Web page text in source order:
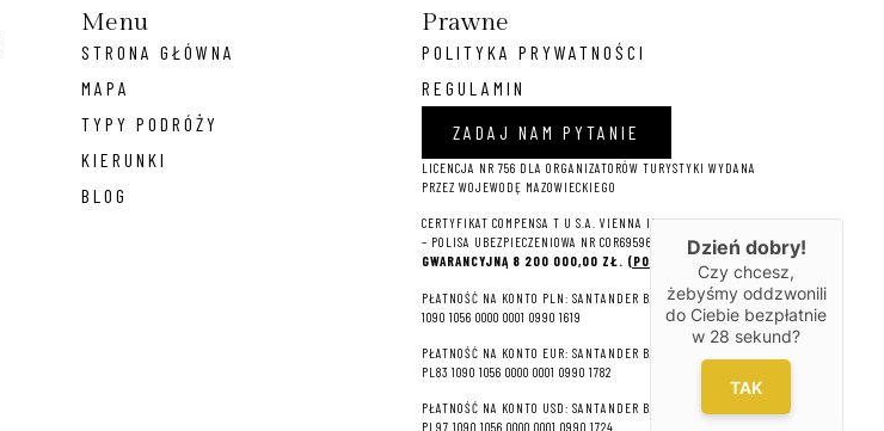
Menu
STRONA GŁÓWNA
MAPA
TYPY PODRÓŻY
KIERUNKI
BLOG
Prawne
POLITYKA PRYWATNOŚCI
REGULAMIN
ZADAJ NAM PYTANIE
LICENCJA NR 756 DLA ORGANIZATORÓW TURYSTYKI WYDANA
PRZEZ WOJEWODĘ MAZOWIECKIEGO
CERTYFIKAT COMPENSA T U S.A. VIENNA INSURANCE GROUP
– POLISA UBEZPIECZENIOWA NR COR695964 NA
SUMĘ
GWARANCYJNĄ 8 200 000,00 ZŁ. (POBIERZ PDF)
PŁATNOŚĆ NA KONTO PLN: SANTANDER BANK POLSKA S.A. 22
1090 1056 0000 0001 0990 1619
PŁATNOŚĆ NA KONTO EUR: SANTANDER BANK POLSKA S.A.
PL83 1090 1056 0000 0001 0990 1782
PŁATNOŚĆ NA KONTO USD: SANTANDER BANK POLSKA S.A.
PL97 1090 1056 0000 0001 0990 1724
Dzień dobry!
Czy chcesz,
żebyśmy oddzwonili
do Ciebie bezpłatnie
w 28 sekund?
TAK